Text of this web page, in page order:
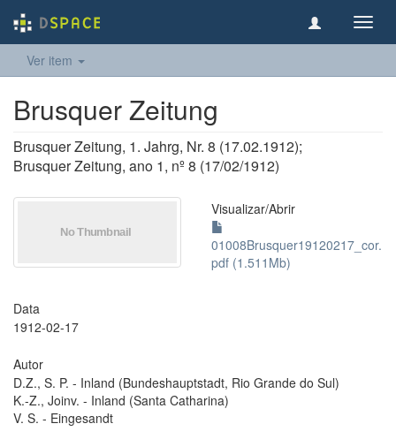
Ver item
Brusquer Zeitung
Brusquer Zeitung, 1. Jahrg, Nr. 8 (17.02.1912);
Brusquer Zeitung, ano 1, nº 8 (17/02/1912)
Visualizar/Abrir
01008Brusquer19120217_cor.
pdf (1.511Mb)
Data
1912-02-17
Autor
D.Z., S. P. - Inland (Bundeshauptstadt, Rio Grande do Sul)
K.-Z., Joinv. - Inland (Santa Catharina)
V. S. - Eingesandt